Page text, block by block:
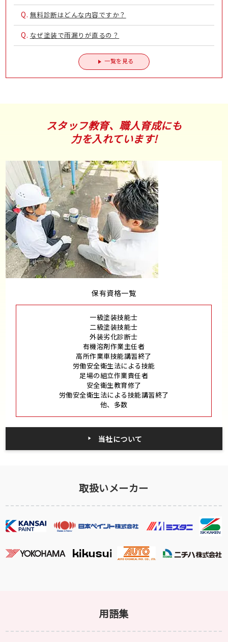
Q. 無料診断はどんな内容ですか？
Q. なぜ塗装で雨漏りが直るの？
一覧を見る
スタッフ教育、職人育成にも
力を入れています!
保有資格一覧
一級塗装技能士
二級塗装技能士
外装劣化診断士
有機溶剤作業主任者
高所作業車技能講習終了
労働安全衛生法による技能
足場の組立作業責任者
安全衛生教育修了
労働安全衛生法による技能講習終了
他、多数
当社について
取扱いメーカー
用語集